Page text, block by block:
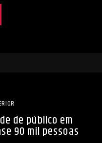
de público em
90 mil pessoas